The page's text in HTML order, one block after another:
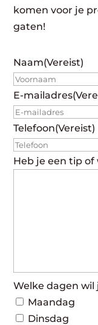
komen voor je
gaten!
Naam(Vereist)
E-mailadres
Telefoon(Vereist)
Heb je een tip of
Welke dagen wil
Maandag
Dinsdag